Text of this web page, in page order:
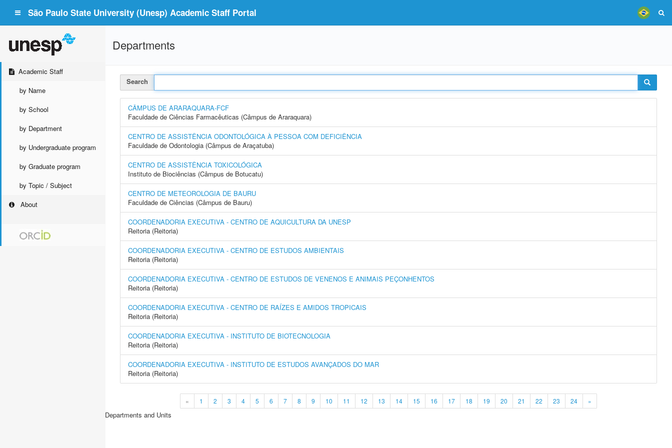
São Paulo State University (Unesp) Academic Staff Portal
Academic Staff
by Name
by School
by Department
by Undergraduate program
by Graduate program
by Topic / Subject
About
Departments
Search
CÂMPUS DE ARARAQUARA-FCF
Faculdade de Ciências Farmacêuticas (Câmpus de Araraquara)
CENTRO DE ASSISTÊNCIA ODONTOLÓGICA À PESSOA COM DEFICIÊNCIA
Faculdade de Odontologia (Câmpus de Araçatuba)
CENTRO DE ASSISTÊNCIA TOXICOLÓGICA
Instituto de Biociências (Câmpus de Botucatu)
CENTRO DE METEOROLOGIA DE BAURU
Faculdade de Ciências (Câmpus de Bauru)
COORDENADORIA EXECUTIVA - CENTRO DE AQUICULTURA DA UNESP
Reitoria (Reitoria)
COORDENADORIA EXECUTIVA - CENTRO DE ESTUDOS AMBIENTAIS
Reitoria (Reitoria)
COORDENADORIA EXECUTIVA - CENTRO DE ESTUDOS DE VENENOS E ANIMAIS PEÇONHENTOS
Reitoria (Reitoria)
COORDENADORIA EXECUTIVA - CENTRO DE RAÍZES E AMIDOS TROPICAIS
Reitoria (Reitoria)
COORDENADORIA EXECUTIVA - INSTITUTO DE BIOTECNOLOGIA
Reitoria (Reitoria)
COORDENADORIA EXECUTIVA - INSTITUTO DE ESTUDOS AVANÇADOS DO MAR
Reitoria (Reitoria)
« 1 2 3 4 5 6 7 8 9 10 11 12 13 14 15 16 17 18 19 20 21 22 23 24 »
Departments and Units